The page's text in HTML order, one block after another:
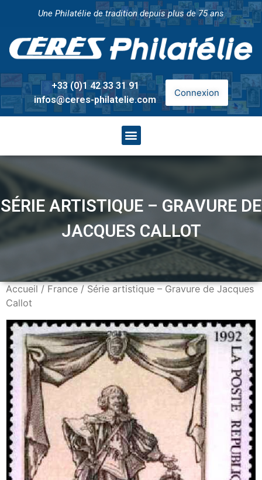
Une Philatélie de tradition depuis plus de 75 ans
+33 (0)1 42 33 31 91
infos@ceres-philatelie.com
Connexion
SÉRIE ARTISTIQUE – GRAVURE DE
JACQUES CALLOT
Accueil/France/ Série artistique – Gravure de Jacques
Callot